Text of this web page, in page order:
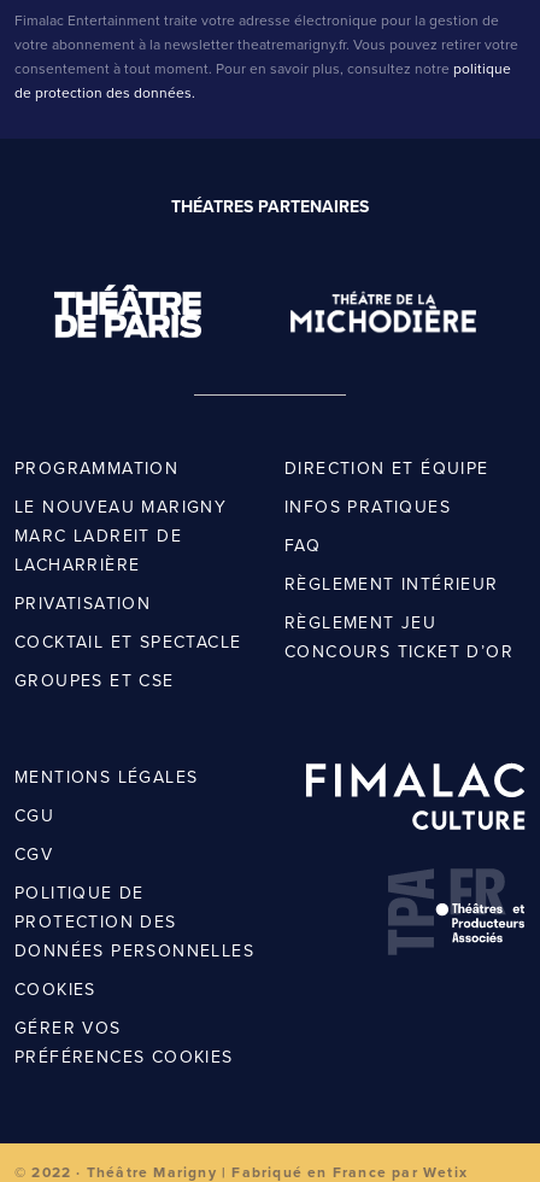
Fimalac Entertainment traite votre adresse électronique pour la gestion de
votre abonnement à la newsletter theatremarigny.fr. Vous pouvez retirer votre
consentement à tout moment. Pour en savoir plus, consultez notre politique
de protection des données.
THÉATRES PARTENAIRES
PROGRAMMATION
LE NOUVEAU MARIGNY
MARC LADREIT DE
LACHARRIÈRE
PRIVATISATION
COCKTAIL ET SPECTACLE
GROUPES ET CSE
DIRECTION ET ÉQUIPE
INFOS PRATIQUES
FAQ
RÈGLEMENT INTÉRIEUR
RÈGLEMENT JEU
CONCOURS TICKET D’OR
MENTIONS LÉGALES
CGU
CGV
POLITIQUE DE
PROTECTION DES
DONNÉES PERSONNELLES
COOKIES
GÉRER VOS
PRÉFÉRENCES COOKIES
© 2022 · Théâtre Marigny | Fabriqué en France par Wetix